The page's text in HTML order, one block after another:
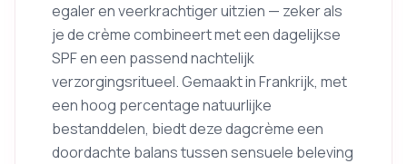
egaler en veerkrachtiger uitzien — zeker als
je de crème combineert met een dagelijkse
SPF en een passend nachtelijk
verzorgingsritueel. Gemaakt in Frankrijk, met
een hoog percentage natuurlijke
bestanddelen, biedt deze dagcrème een
doordachte balans tussen sensuele beleving